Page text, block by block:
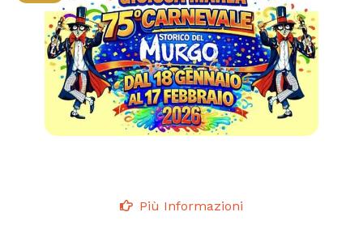
Più Informazioni